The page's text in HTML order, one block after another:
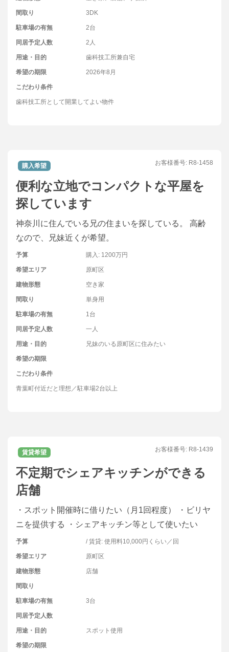
間取り 3DK
駐車場の有無 2台
同居予定人数 2人
用途・目的 歯科技工所兼自宅
希望の期限 2026年8月
こだわり条件
歯科技工所として開業してよい物件
購入希望 お客様番号: R8-1458
便利な立地でコンパクトな平屋を
探しています
神奈川に住んでいる兄の住まいを探している。 高齢
なので、兄妹近くが希望。
予算 購入: 1200万円
希望エリア 原町区
建物形態 空き家
間取り 単身用
駐車場の有無 1台
同居予定人数 一人
用途・目的 兄妹のいる原町区に住みたい
希望の期限
こだわり条件
青葉町付近だと理想／駐車場2台以上
賃貸希望 お客様番号: R8-1439
不定期でシェアキッチンができる
店舗
・スポット開催時に借りたい（月1回程度） ・ビリヤ
ニを提供する ・シェアキッチン等として使いたい
予算 / 賃貸: 使用料10,000円くらい／回
希望エリア 原町区
建物形態 店舗
間取り
駐車場の有無 3台
同居予定人数
用途・目的 スポット使用
希望の期限